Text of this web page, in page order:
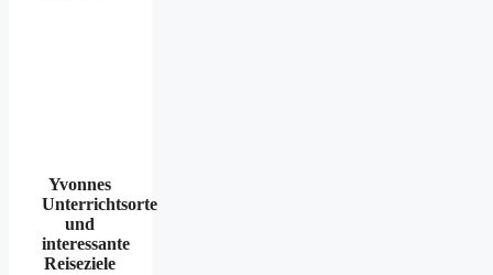
Yvonnes
Unterrichtsorte
und
interessante
Reiseziele